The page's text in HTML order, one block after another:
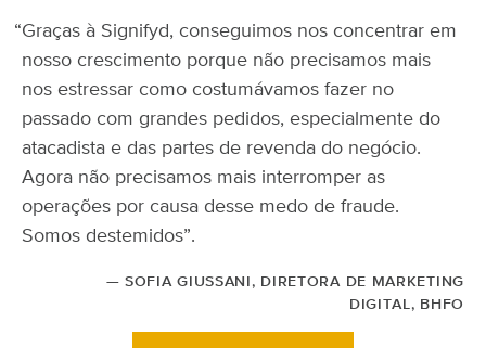
“Graças à Signifyd, conseguimos nos concentrar em
nosso crescimento porque não precisamos mais
nos estressar como costumávamos fazer no
passado com grandes pedidos, especialmente do
atacadista e das partes de revenda do negócio.
Agora não precisamos mais interromper as
operações por causa desse medo de fraude.
Somos destemidos”.
SOFIA GIUSSANI, DIRETORA DE MARKETING
DIGITAL, BHFO